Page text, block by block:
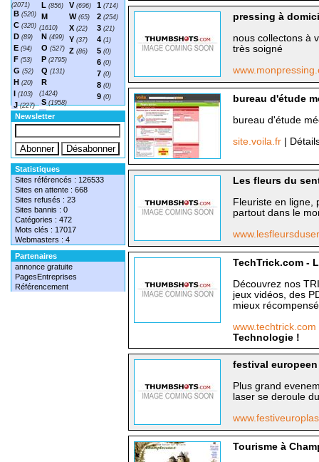
(2071)
B (520)
C (320)
D (89)
E (94)
F (53)
G (52)
H (20)
I (103)
J(227)
L (856)
M
(1610)
N (499)
O (527)
P (2795)
Q (131)
R
(1424)
S (1958)
T(1548)
V (696)
W (65)
X (22)
Y (37)
Z (86)
1 (714)
2 (254)
3 (21)
4 (1)
5 (0)
6 (0)
7 (0)
8 (0)
9 (0)
Newsletter
Statistiques
Sites référencés : 126533
Sites en attente : 668
Sites refusés : 23
Sites bannis : 0
Catégories : 472
Mots clés : 17017
Webmasters : 4
Partenaires
annonce gratuite
PagesEntreprises
Référencement
pressing à
nous collectons à
très soigné
bureau d'étude
bureau d'étude
site.voila.fr
|
Les fleurs du
Fleuriste en ligne,
partout dans le
TechTrick.com -
Découvrez nos
jeux vidéos, des
mieux
www.techtrick.com
Technologie !
festival
Plus grand
laser se deroule
Tourisme à